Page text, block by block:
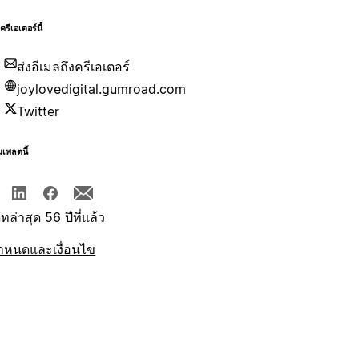
รีเอเตอร์นี้
ส่งอีเมลถึงครีเอเตอร์
joylovedigital.gumroad.com
Twitter
เพลตนี้
ทล่าสุด 56 ปีที่แล้ว
นดและเงื่อนไข